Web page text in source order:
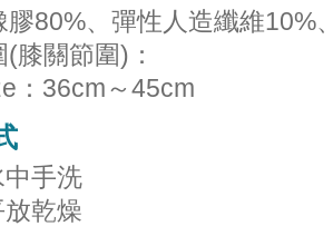
膠80%、彈性人造纖維10%
膝關節圍)：
：36cm～45cm
手洗
乾燥